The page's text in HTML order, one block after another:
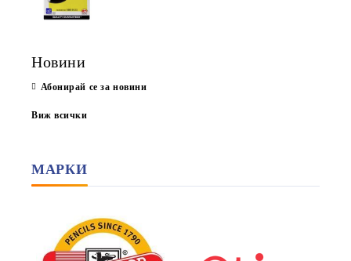
Новини
Абонирай се за новини
Виж всички
МАРКИ